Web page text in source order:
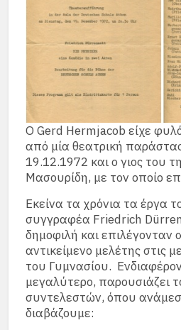
Ο Gerd Hermjacob είχε
από μία θεατρική
19.12.1972 και ο γιος του
Μασουρίδη, με τον οποίο
Εκείνα τα χρόνια τα έργα
συγγραφέα Friedrich
δημοφιλή και επιλέγονταν
αντικείμενο μελέτης στις
του Γυμνασίου.
μεγαλύτερο, παρουσιάζει
συντελεστών, όπου
διαβάζουμε: